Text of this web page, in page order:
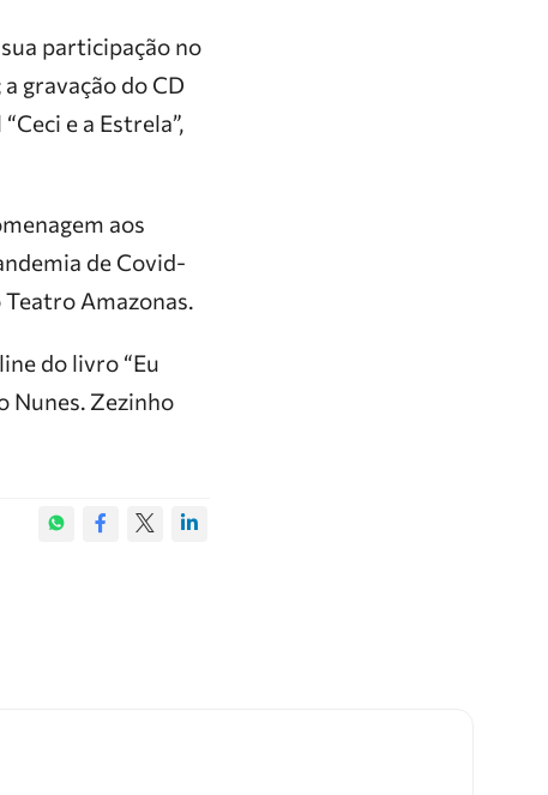
participação no
gravação do CD
e a Estrela”,
aos
de Covid-
Teatro Amazonas.
do livro “Eu
Nunes. Zezinho